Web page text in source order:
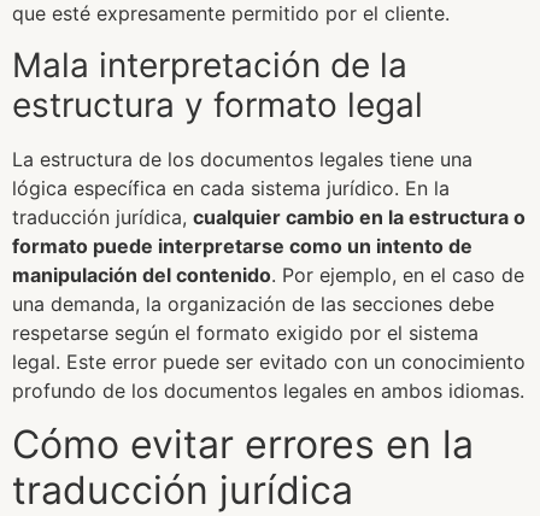
que esté expresamente permitido por el cliente.
Mala interpretación de la
estructura y formato legal
La estructura de los documentos legales tiene una
lógica específica en cada sistema jurídico. En la
traducción jurídica, cualquier cambio en la estructura o
formato puede interpretarse como un intento de
manipulación del contenido. Por ejemplo, en el caso de
una demanda, la organización de las secciones debe
respetarse según el formato exigido por el sistema
legal. Este error puede ser evitado con un conocimiento
profundo de los documentos legales en ambos idiomas.
Cómo evitar errores en la
traducción jurídica